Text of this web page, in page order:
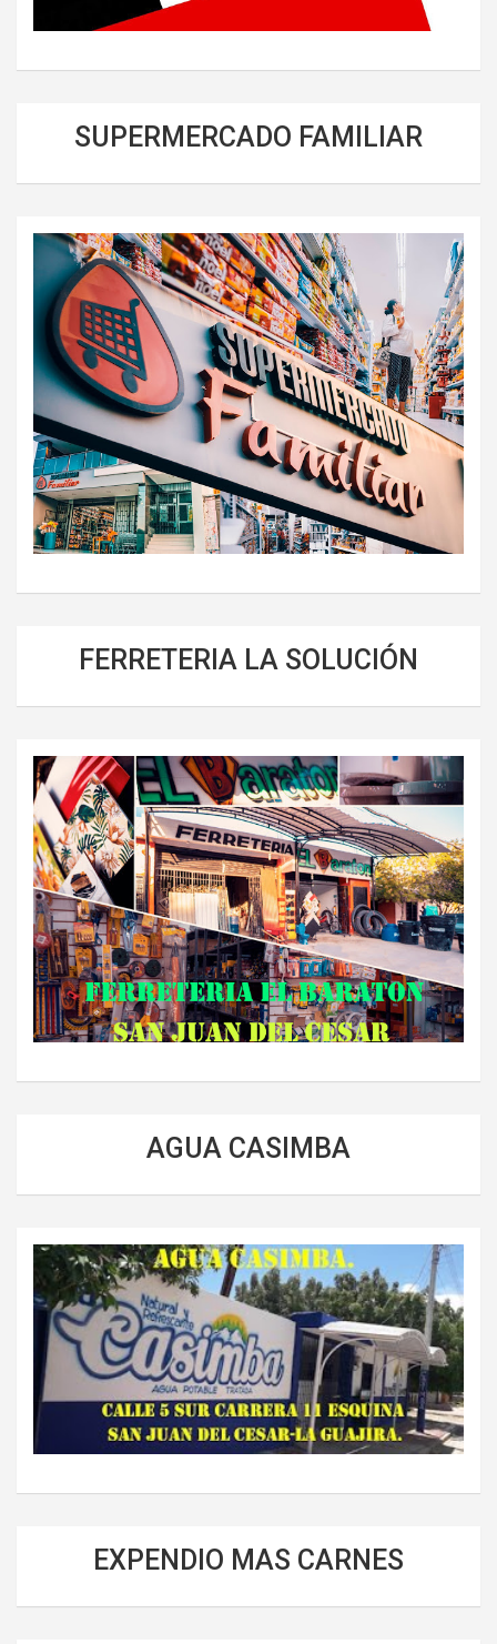
SUPERMERCADO FAMILIAR
FERRETERIA LA SOLUCIÓN
AGUA CASIMBA
EXPENDIO MAS CARNES